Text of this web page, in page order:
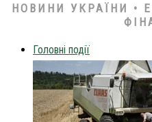
НОВИНИ УКРАЇНИ •
Головні події